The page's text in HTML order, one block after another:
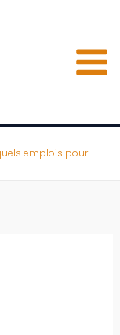
emplois pour